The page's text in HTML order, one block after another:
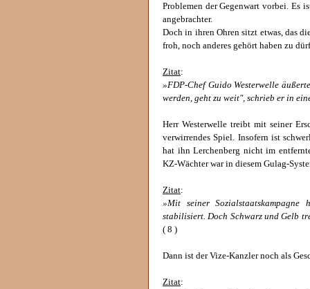
Problemen der Gegenwart vorbei. Es
angebrachter.
Doch in ihren Ohren sitzt etwas, das
froh, noch anderes gehört haben zu
Zitat:
»FDP-Chef Guido Westerwelle
werden, geht zu weit", schrieb er in
Herr Westerwelle treibt mit seiner
verwirrendes Spiel. Insofern ist
hat ihn Lerchenberg nicht im
KZ-Wächter war in diesem Gulag-
Zitat:
»Mit seiner
stabilisiert. Doch Schwarz und Gelb
( 8 )
Dann ist der Vize-Kanzler noch als
Zitat: